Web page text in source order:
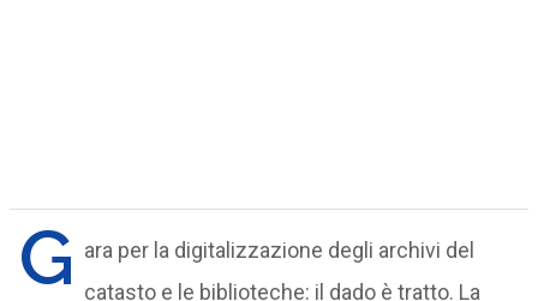
G ara per la digitalizzazione degli archivi del
catasto e le biblioteche: il dado è tratto. La